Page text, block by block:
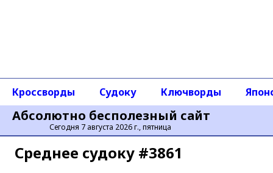
Абсолютно бесполезный сайт
Сегодня 7 августа 2026 г., пятница
Кроссворды Судоку Ключворды
Среднее cудоку #3861